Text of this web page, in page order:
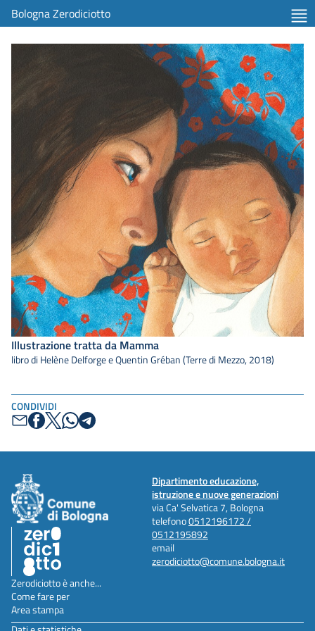
Bologna Zerodiciotto
CONDIVIDI
Illustrazione tratta da Mamma
libro di Helène Delforge e Quentin Gréban (Terre di Mezzo, 2018)
Dipartimento educazione,
istruzione e nuove generazioni
via Ca' Selvatica 7, Bologna
telefono0512196172 /
0512195892
email
zerodiciotto@comune.bologna.it
Zerodiciotto è anche...
Come fare per
Area stampa